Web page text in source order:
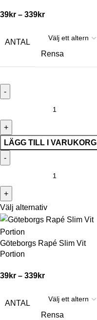
39kr – 339kr
ANTAL
Rensa
LÄGG TILL I VARUKORG
Välj alternativ
Göteborgs Rapé Slim Vit
Portion
39kr – 339kr
ANTAL
Rensa